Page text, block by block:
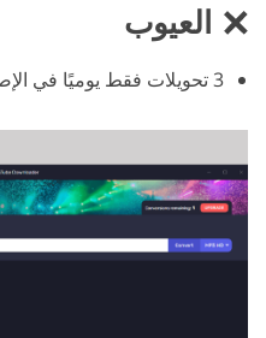
العيوب
3 تحويلات فقط يوميًا في الإصدار المجاني